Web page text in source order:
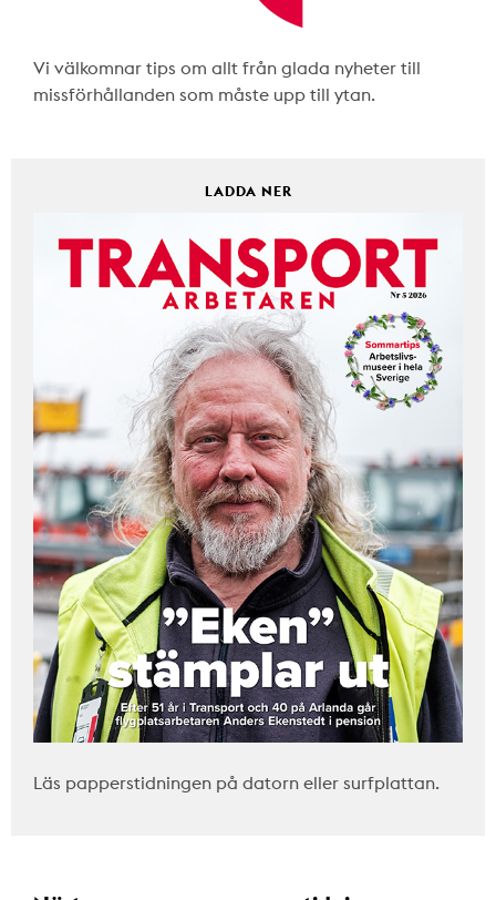
Vi välkomnar tips om allt från glada nyheter till
missförhållanden som måste upp till ytan.
LADDA NER
Läs papperstidningen på datorn eller surfplattan.